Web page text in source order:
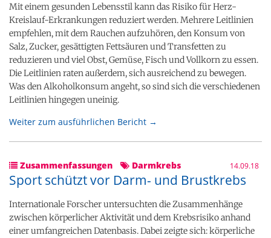
Mit einem gesunden Lebensstil kann das Risiko für Herz-
Kreislauf-Erkrankungen reduziert werden. Mehrere Leitlinien
empfehlen, mit dem Rauchen aufzuhören, den Konsum von
Salz, Zucker, gesättigten Fettsäuren und Transfetten zu
reduzieren und viel Obst, Gemüse, Fisch und Vollkorn zu essen.
Die Leitlinien raten außerdem, sich ausreichend zu bewegen.
Was den Alkoholkonsum angeht, so sind sich die verschiedenen
Leitlinien hingegen uneinig.
Weiter zum ausführlichen Bericht →
Zusammenfassungen Darmkrebs 14.09.18
Sport schützt vor Darm- und Brustkrebs
Internationale Forscher untersuchten die Zusammenhänge
zwischen körperlicher Aktivität und dem Krebsrisiko anhand
einer umfangreichen Datenbasis. Dabei zeigte sich: körperliche